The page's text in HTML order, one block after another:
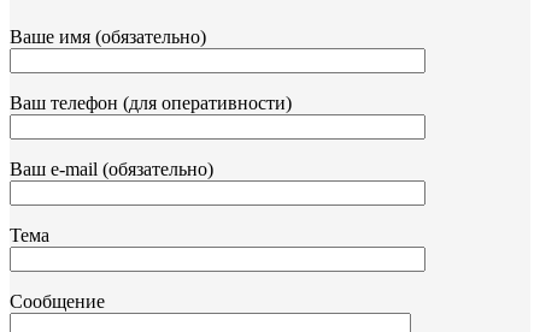
Ваше имя (обязательно)
Ваш телефон (для оперативности)
Ваш e-mail (обязательно)
Тема
Сообщение